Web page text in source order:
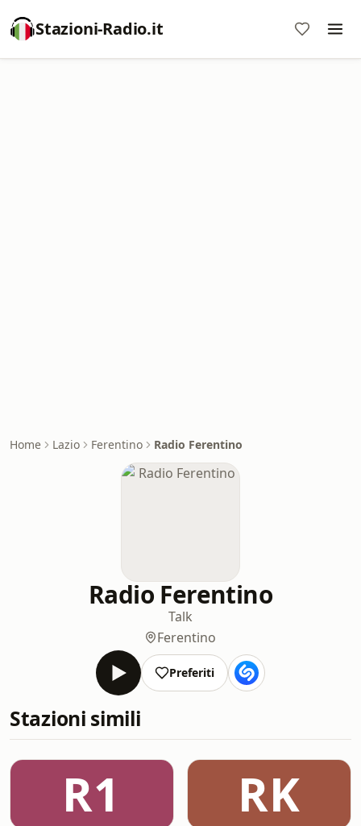
Stazioni-Radio.it
Home Lazio Ferentino Radio Ferentino
Radio Ferentino
Talk
Ferentino
Preferiti
Stazioni simili
R1 RK